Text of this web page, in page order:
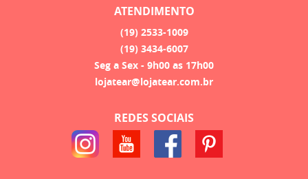
ATENDIMENTO
(19) 2533-1009
(19) 3434-6007
Seg a Sex - 9h00 as 17h00
lojatear@lojatear.com.br
REDES SOCIAIS